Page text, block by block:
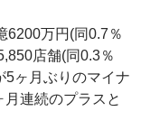
万円(同0.7％
店舗(同0.3％
5ヶ月ぶりのマイナ
連続のプラスと